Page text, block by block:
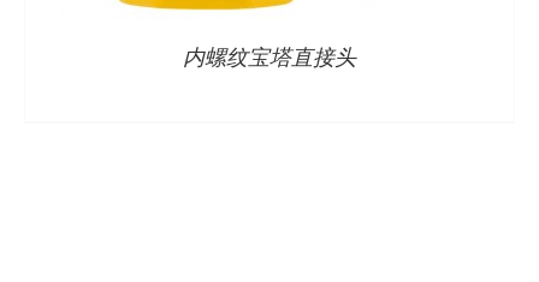
内螺纹宝塔直接头